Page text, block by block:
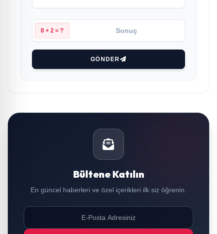
8 + 2 = ?
GÖNDER
Bültene Katılın
En güncel haberleri ve özel içerikleri ilk siz öğrenin.